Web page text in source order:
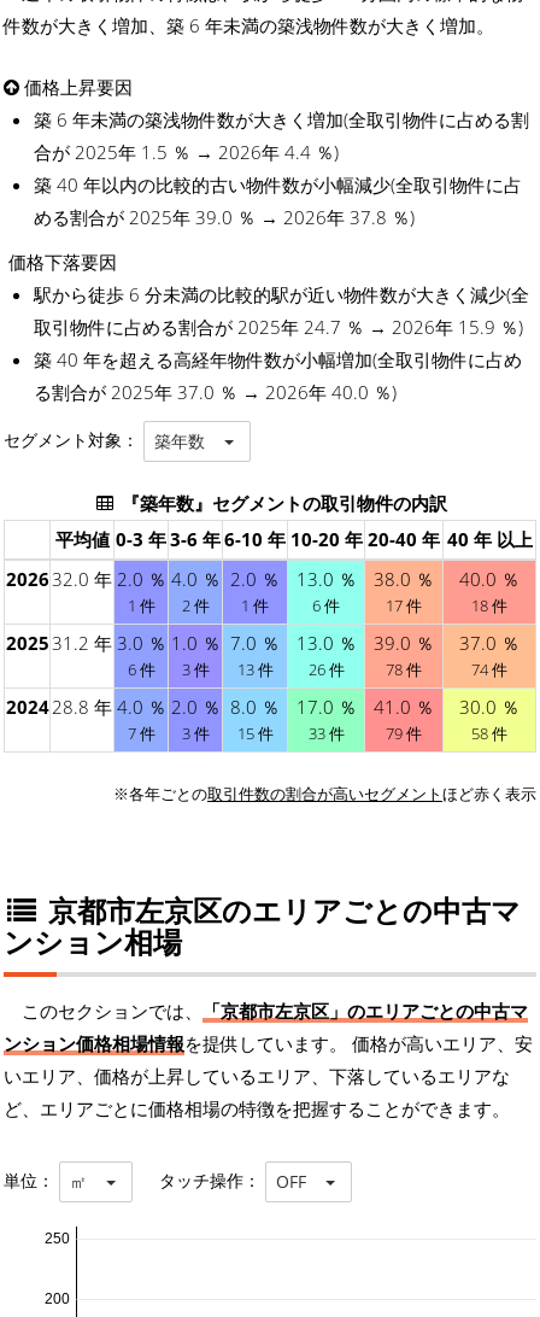
件数が大きく増加、築 6 年未満の築浅物件数が大きく増加。
価格上昇要因
築 6 年未満の築浅物件数が大きく増加(全取引物件に占める割
合が 2025年 1.5 ％ → 2026年 4.4 ％)
築 40 年以内の比較的古い物件数が小幅減少(全取引物件に占
める割合が 2025年 39.0 ％ → 2026年 37.8 ％)
価格下落要因
駅から徒歩 6 分未満の比較的駅が近い物件数が大きく減少(全
取引物件に占める割合が 2025年 24.7 ％ → 2026年 15.9 ％)
築 40 年を超える高経年物件数が小幅増加(全取引物件に占め
る割合が 2025年 37.0 ％ → 2026年 40.0 ％)
セグメント対象： 築年数
『築年数』セグメントの取引物件の内訳
平均値 0-3 年3-6 年6-10 年 10-20 年 20-40 年 40 年 以上
202632.0 年 2.0 ％
1 件
4.0 ％
2 件
2.0 ％
1 件
13.0 ％
6 件
38.0 ％
17 件
40.0 ％
18 件
202531.2 年 3.0 ％
6 件
1.0 ％
3 件
7.0 ％
13 件
13.0 ％
26 件
39.0 ％
78 件
37.0 ％
74 件
202428.8 年 4.0 ％
7 件
2.0 ％
3 件
8.0 ％
15 件
17.0 ％
33 件
41.0 ％
79 件
30.0 ％
58 件
※各年ごとの取引件数の割合が高いセグメントほど赤く表示
京都市左京区のエリアごとの中古マ
ンション相場
このセクションでは、
「京都市左京区」のエリアごとの中古マ
ンション価格相場情報を提供しています。 価格が高いエリア、安
いエリア、価格が上昇しているエリア、下落しているエリアな
ど、エリアごとに価格相場の特徴を把握することができます。
単位： ㎡ タッチ操作： OFF
200
250